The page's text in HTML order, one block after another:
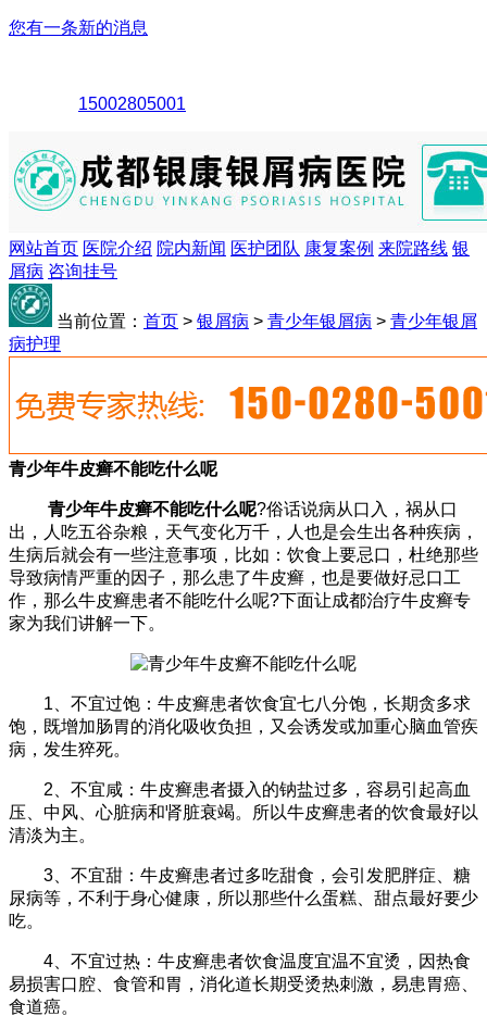
您有一条新的消息
15002805001
网站首页 医院介绍 院内新闻 医护团队 康复案例 来院路线 银
屑病 咨询挂号
当前位置： 首页 > 银屑病 > 青少年银屑病 > 青少年银屑
病护理
青少年牛皮癣不能吃什么呢
青少年牛皮癣不能吃什么呢?俗话说病从口入，祸从口
出，人吃五谷杂粮，天气变化万千，人也是会生出各种疾病，
生病后就会有一些注意事项，比如：饮食上要忌口，杜绝那些
导致病情严重的因子，那么患了牛皮癣，也是要做好忌口工
作，那么牛皮癣患者不能吃什么呢?下面让成都治疗牛皮癣专
家为我们讲解一下。
1、不宜过饱：牛皮癣患者饮食宜七八分饱，长期贪多求
饱，既增加肠胃的消化吸收负担，又会诱发或加重心脑血管疾
病，发生猝死。
2、不宜咸：牛皮癣患者摄入的钠盐过多，容易引起高血
压、中风、心脏病和肾脏衰竭。所以牛皮癣患者的饮食最好以
清淡为主。
3、不宜甜：牛皮癣患者过多吃甜食，会引发肥胖症、糖
尿病等，不利于身心健康，所以那些什么蛋糕、甜点最好要少
吃。
4、不宜过热：牛皮癣患者饮食温度宜温不宜烫，因热食
易损害口腔、食管和胃，消化道长期受烫热刺激，易患胃癌、
食道癌。